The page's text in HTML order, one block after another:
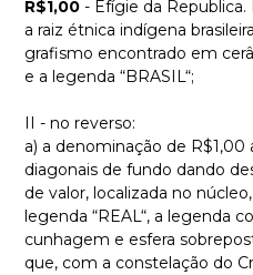
R$1,00 - Efígie da
a raiz étnica indígena
grafismo encontrado em
e a legenda “BRASIL“;
II - no reverso:
a) a denominação de R$1,00
diagonais de fundo dando
de valor, localizada no
legenda “REAL“, a legenda
cunhagem e esfera
que, com a constelação do